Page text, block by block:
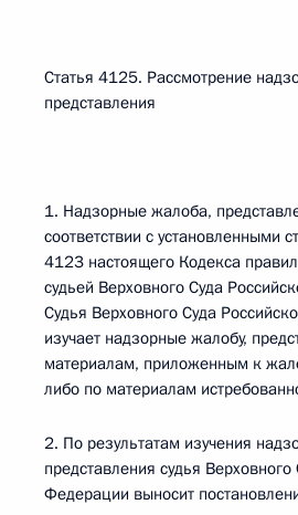
Статья 4125. Рассмотрение
представления
1. Надзорные жалоба,
соответствии с установленными
4123 настоящего Кодекса
судьей Верховного Суда
Судья Верховного Суда
изучает надзорные жалобу,
материалам, приложенным к
либо по материалам
2. По результатам изучения
представления судья
Федерации выносит